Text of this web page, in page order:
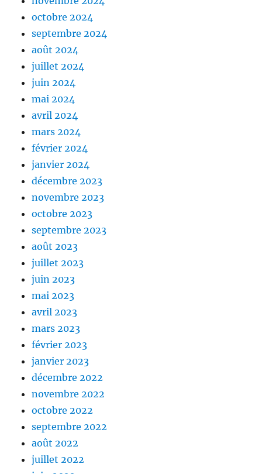
octobre 2024
septembre 2024
août 2024
juillet 2024
juin 2024
mai 2024
avril 2024
mars 2024
février 2024
janvier 2024
décembre 2023
novembre 2023
octobre 2023
septembre 2023
août 2023
juillet 2023
juin 2023
mai 2023
avril 2023
mars 2023
février 2023
janvier 2023
décembre 2022
novembre 2022
octobre 2022
septembre 2022
août 2022
juillet 2022